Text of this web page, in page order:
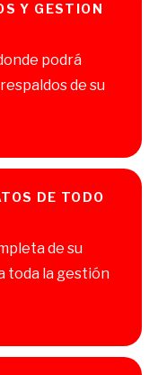
Y GESTION
podrá
de su
DE TODO
de su
toda la gestión